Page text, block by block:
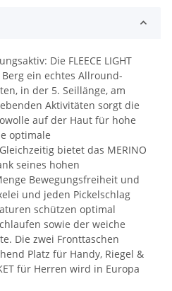
Die FLEECE LIGHT
Berg ein echtes Allround-
in der 5. Seillänge, am
Aktivitäten sorgt die
auf der Haut für hohe
optimale
bietet das MERINO
seines hohen
Bewegungsfreiheit und
und jeden Pickelschlag
schützen optimal
sowie der weiche
Die zwei Fronttaschen
Platz für Handy, Riegel &
für Herren wird in Europa